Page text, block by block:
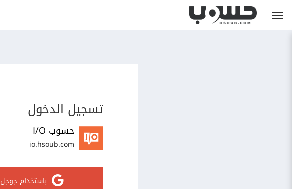
تسجيل الدخول
حسوب I/O
io.hsoub.com
باستخدام جوجل